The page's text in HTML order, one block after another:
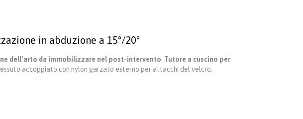
in abduzione a 15°/20°
dell’arto da immobilizzare nel post-intervento Tutore a cuscino per
accoppiato con nylon garzato esterno per attacchi del velcro.